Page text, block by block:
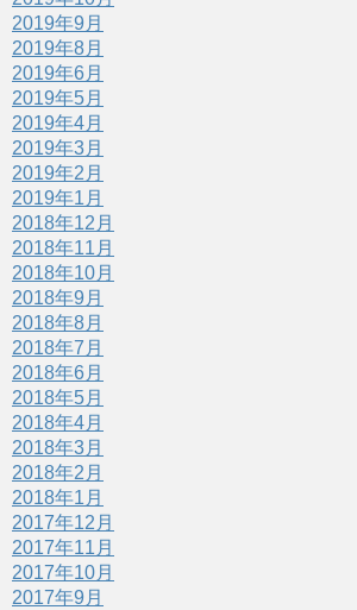
2019年9月
2019年8月
2019年6月
2019年5月
2019年4月
2019年3月
2019年2月
2019年1月
2018年12月
2018年11月
2018年10月
2018年9月
2018年8月
2018年7月
2018年6月
2018年5月
2018年4月
2018年3月
2018年2月
2018年1月
2017年12月
2017年11月
2017年10月
2017年9月